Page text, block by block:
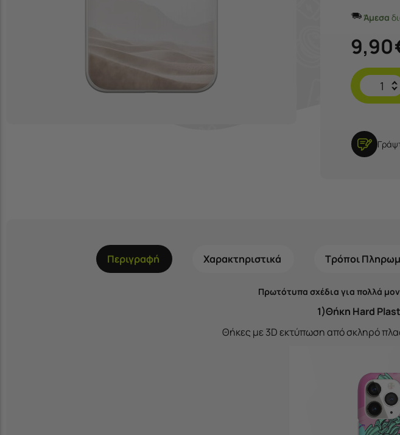
Άμεσα
9,90
Περιγραφή Χαρακτηριστικά Τρόποι
Πρωτότυπα σχέδια για πολλά
1)Θήκη Hard
Θήκες με 3D εκτύπωση από σκληρό